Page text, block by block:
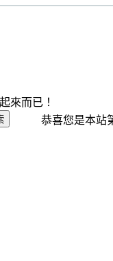
來而已！
恭喜您是本站